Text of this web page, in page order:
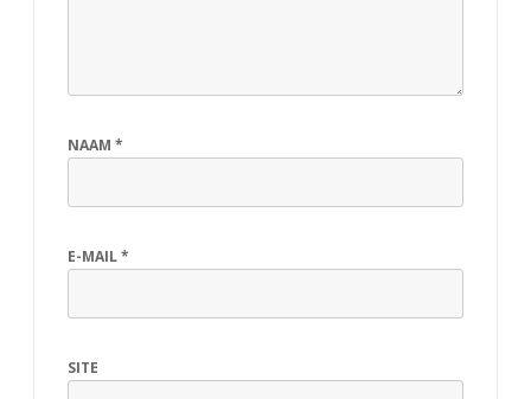
NAAM *
E-MAIL*
SITE